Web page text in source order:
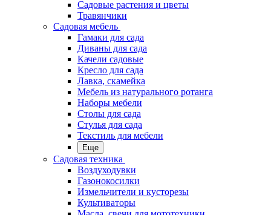
Садовые растения и цветы
Травянчики
Садовая мебель
Гамаки для сада
Диваны для сада
Качели садовые
Кресло для сада
Лавка, скамейка
Мебель из натурального ротанга
Наборы мебели
Столы для сада
Стулья для сада
Текстиль для мебели
Еще
Садовая техника
Воздуходувки
Газонокосилки
Измельчители и кусторезы
Культиваторы